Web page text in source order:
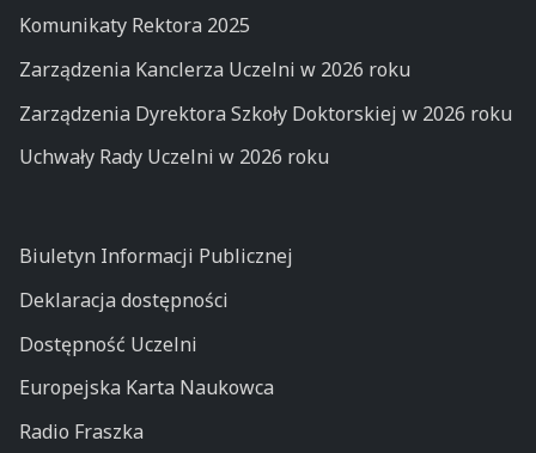
Komunikaty Rektora 2025
Zarządzenia Kanclerza Uczelni w 2026 roku
Zarządzenia Dyrektora Szkoły Doktorskiej w 2026 roku
Uchwały Rady Uczelni w 2026 roku
Biuletyn Informacji Publicznej
Deklaracja dostępności
Dostępność Uczelni
Europejska Karta Naukowca
Radio Fraszka